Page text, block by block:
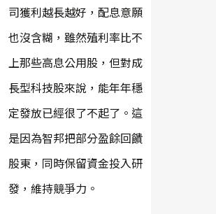
司獲利越長越好，配息意願
也沒含糊，雖然殖利率比不
上那些高息公用股，但對成
長型科技股來說，能年年穩
定發放已經很了不起了。這
是因為智邦把部分盈餘回饋
股東，同時保留資金投入研
發，維持競爭力。